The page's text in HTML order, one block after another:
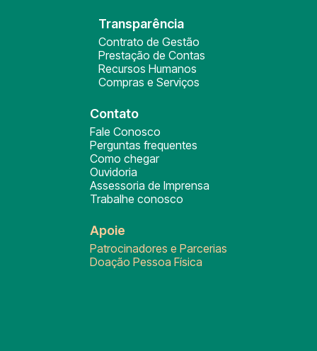
Transparência
Contrato de Gestão
Prestação de Contas
Recursos Humanos
Compras e Serviços
Contato
Fale Conosco
Perguntas frequentes
Como chegar
Ouvidoria
Assessoria de Imprensa
Trabalhe conosco
Apoie
Patrocinadores e Parcerias
Doação Pessoa Física